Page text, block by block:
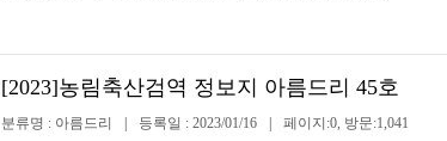
[2023]농림축산검역 정보지 아름드리 45호
분류명 : 아름드리 등록일 : 2023/01/16 페이지:0, 방문:1,041